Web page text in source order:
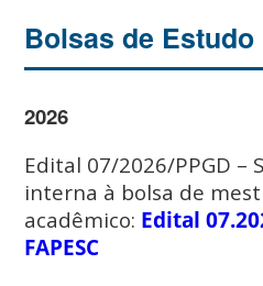
Bolsas de Estudo
2026
Edital 07/2026/PPGD –
interna à bolsa de
acadêmico: Edital
FAPESC